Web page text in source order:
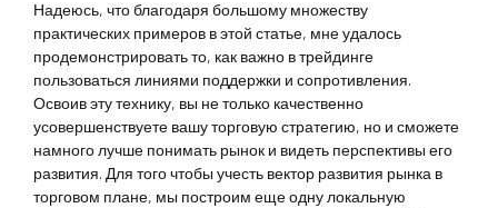
Надеюсь, что благодаря большому множеству
практических примеров в этой статье, мне удалось
продемонстрировать то, как важно в трейдинге
пользоваться линиями поддержки и сопротивления.
Освоив эту технику, вы не только качественно
усовершенствуете вашу торговую стратегию, но и сможете
намного лучше понимать рынок и видеть перспективы его
развития. Для того чтобы учесть вектор развития рынка в
торговом плане, мы построим еще одну локальную